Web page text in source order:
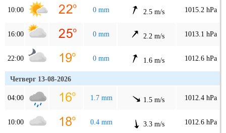
10:00 0 mm 2.5 m/s 1015.2 hPa
16:00 0 mm 2.2 m/s 1013.1 hPa
22:00 0 mm 1.6 m/s 1012.6 hPa
Четверг 13-08-2026
04:00 1.7 mm 1.5 m/s 1012.4 hPa
10:00 0.4 mm 3.3 m/s 1012.6 hPa